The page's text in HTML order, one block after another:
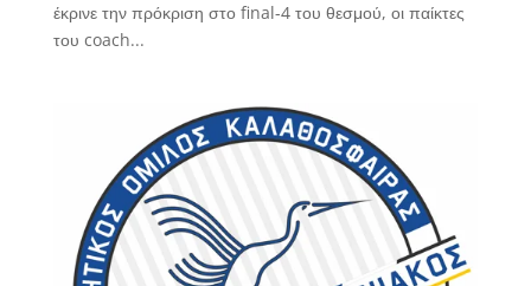
έκρινε την πρόκριση στο final-4 του θεσμού, οι παίκτες
του coach...